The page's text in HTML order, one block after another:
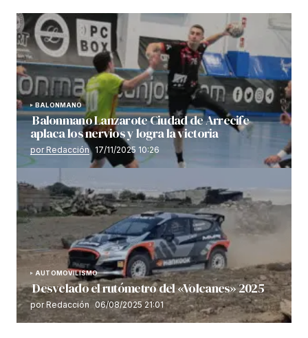
BALONMANO
Balonmano Lanzarote Ciudad de Arrecife
aplaca los nervios y logra la victoria
por Redacción 17/11/2025 10:26
AUTOMOVILISMO
Desvelado el rutómetro del «Volcanes» 2025
por Redacción 06/08/2025 21:01